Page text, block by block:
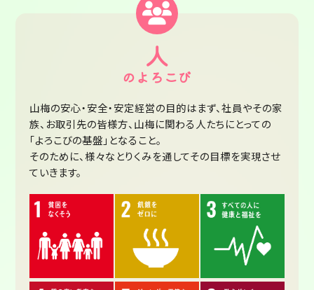
人
のよろこび
山梅の安心・安全・安定経営の目的はまず、社員やその家
族、お取引先の皆様方、山梅に関わる人たちにとっての
「よろこびの基盤」となること。
そのために、様々なとりくみを通してその目標を実現させ
ていきます。